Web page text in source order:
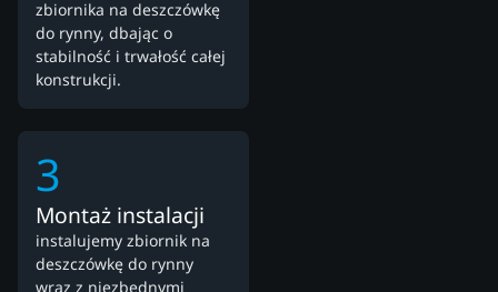
zbiornika na deszczówkę
do rynny, dbając o
stabilność i trwałość całej
konstrukcji.
3
Montaż instalacji
instalujemy zbiornik na
deszczówkę do rynny
wraz z niezbędnymi